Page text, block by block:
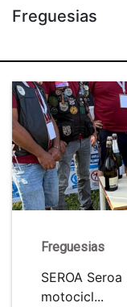
Freguesias
Freguesias
SEROA
motocicl...